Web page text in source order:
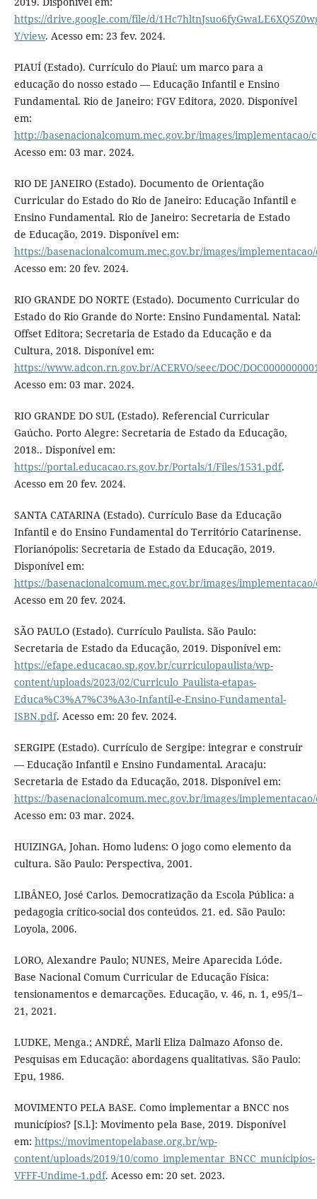
https://drive.google.com/file/d/
Y/view. Acesso em: 23 fev. 2024.
PIAUÍ (Estado). Currículo do Piauí: um marco para a
educação do nosso estado — Educação Infantil e Ensino
Fundamental. Rio de Janeiro: FGV Editora, 2020. Disponível
em:
http://basenacionalcomum.mec.gov.br/images/
Acesso em: 03 mar. 2024.
RIO DE JANEIRO (Estado). Documento de Orientação
Curricular do Estado do Rio de Janeiro: Educação Infantil e
Ensino Fundamental. Rio de Janeiro: Secretaria de Estado
de Educação, 2019. Disponível em:
https://basenacionalcomum.mec.gov.br/images/
Acesso em: 20 fev. 2024.
RIO GRANDE DO NORTE (Estado). Documento Curricular do
Estado do Rio Grande do Norte: Ensino Fundamental. Natal:
Offset Editora; Secretaria de Estado da Educação e da
Cultura, 2018. Disponível em:
https://www.adcon.rn.gov.br/ACERVO/seec/DOC/
Acesso em: 03 mar. 2024.
RIO GRANDE DO SUL (Estado). Referencial Curricular
Gaúcho. Porto Alegre: Secretaria de Estado da Educação,
2018.. Disponível em:
https://portal.educacao.rs.gov.br/Portals/1/Files/1531.pdf.
Acesso em 20 fev. 2024.
SANTA CATARINA (Estado). Currículo Base da Educação
Infantil e do Ensino Fundamental do Território Catarinense.
Florianópolis: Secretaria de Estado da Educação, 2019.
Disponível em:
https://basenacionalcomum.mec.gov.br/images/
Acesso em 20 fev. 2024.
SÃO PAULO (Estado). Currículo Paulista. São Paulo:
Secretaria de Estado da Educação, 2019. Disponível em:
https://efape.educacao.sp.gov.br/curriculopaulista/wp-
content/uploads/2023/02/Curriculo_Paulista-etapas-
Educa%C3%A7%C3%A3o-Infantil-e-Ensino-Fundamental-
ISBN.pdf. Acesso em: 20 fev. 2024.
SERGIPE (Estado). Currículo de Sergipe: integrar e construir
— Educação Infantil e Ensino Fundamental. Aracaju:
Secretaria de Estado da Educação, 2018. Disponível em:
https://basenacionalcomum.mec.gov.br/images/
Acesso em: 03 mar. 2024.
HUIZINGA, Johan. Homo ludens: O jogo como elemento da
cultura. São Paulo: Perspectiva, 2001.
LIBÂNEO, José Carlos. Democratização da Escola Pública: a
pedagogia crítico-social dos conteúdos. 21. ed. São Paulo:
Loyola, 2006.
LORO, Alexandre Paulo; NUNES, Meire Aparecida Lóde.
Base Nacional Comum Curricular de Educação Física:
tensionamentos e demarcações. Educação, v. 46, n. 1, e95/1–
21, 2021.
LUDKE, Menga.; ANDRÉ, Marli Eliza Dalmazo Afonso de.
Pesquisas em Educação: abordagens qualitativas. São Paulo:
Epu, 1986.
MOVIMENTO PELA BASE. Como implementar a BNCC nos
municípios? [S.l.]: Movimento pela Base, 2019. Disponível
em: https://movimentopelabase.org.br/wp-
content/uploads/2019/10/como_implementar_BNCC_municipios-
VFFF-Undime-1.pdf. Acesso em: 20 set. 2023.